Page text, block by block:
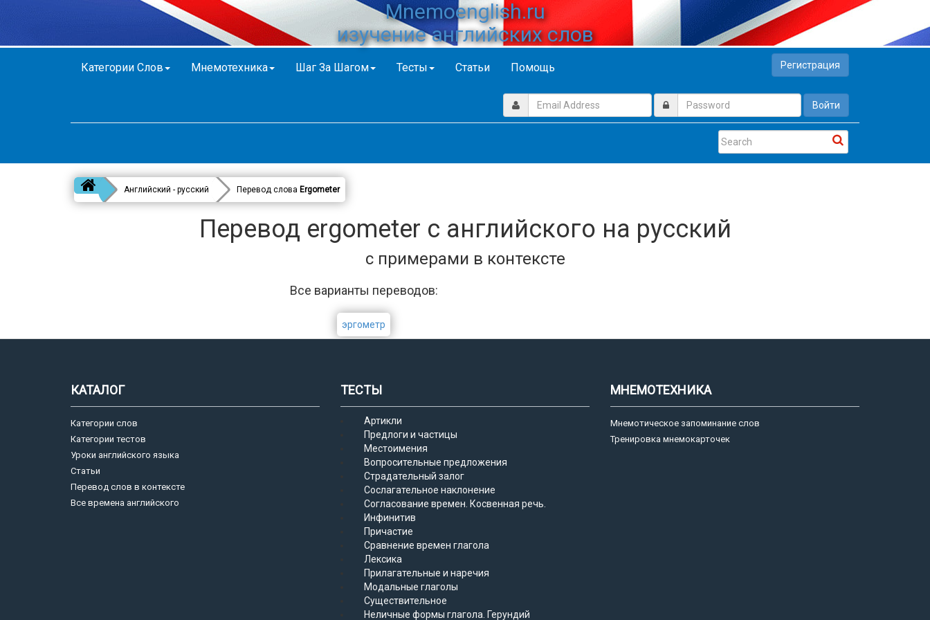
Mnemoenglish.ru
изучение английских слов
Категории Слов Мнемотехника Шаг За Шагом Тесты Статьи Помощь Регистрация
Войти
Английский - русский Перевод слова Ergometer
Перевод ergometer с английского на русский
с примерами в контексте
Все варианты переводов:
эргометр
КАТАЛОГ
Категории слов
Категории тестов
Уроки английского языка
Статьи
Перевод слов в контексте
Все времена английского
ТЕСТЫ
Артикли
Предлоги и частицы
Местоимения
Вопросительные предложения
Страдательный залог
Сослагательное наклонение
Согласование времен. Косвенная речь.
Инфинитив
Причастие
Сравнение времен глагола
Лексика
Прилагательные и наречия
Модальные глаголы
Существительное
Неличные формы глагола. Герундий
МНЕМОТЕХНИКА
Мнемотическое запоминание слов
Тренировка мнемокарточек